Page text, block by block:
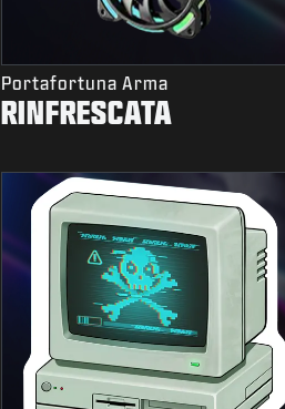
Portafortuna Arma
RINFRESCATA